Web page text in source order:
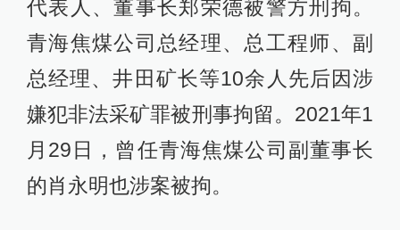
代表人、董事长郑荣德被警方刑拘。
青海焦煤公司总经理、总工程师、副
总经理、井田矿长等10余人先后因涉
嫌犯非法采矿罪被刑事拘留。2021年1
月29日，曾任青海焦煤公司副董事长
的肖永明也涉案被拘。